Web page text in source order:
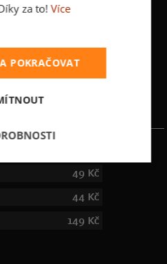
49 Kč
44 Kč
149 Kč
za to! Více
POKRAČOVAT